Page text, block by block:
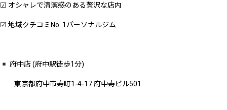
☑︎ オシャレで清潔感のある贅沢な店内
☑︎ 地域クチコミNo. 1パーソナルジム
府中店 (府中駅徒歩1分)
東京都府中市寿町1-4-17 府中寿ビル501